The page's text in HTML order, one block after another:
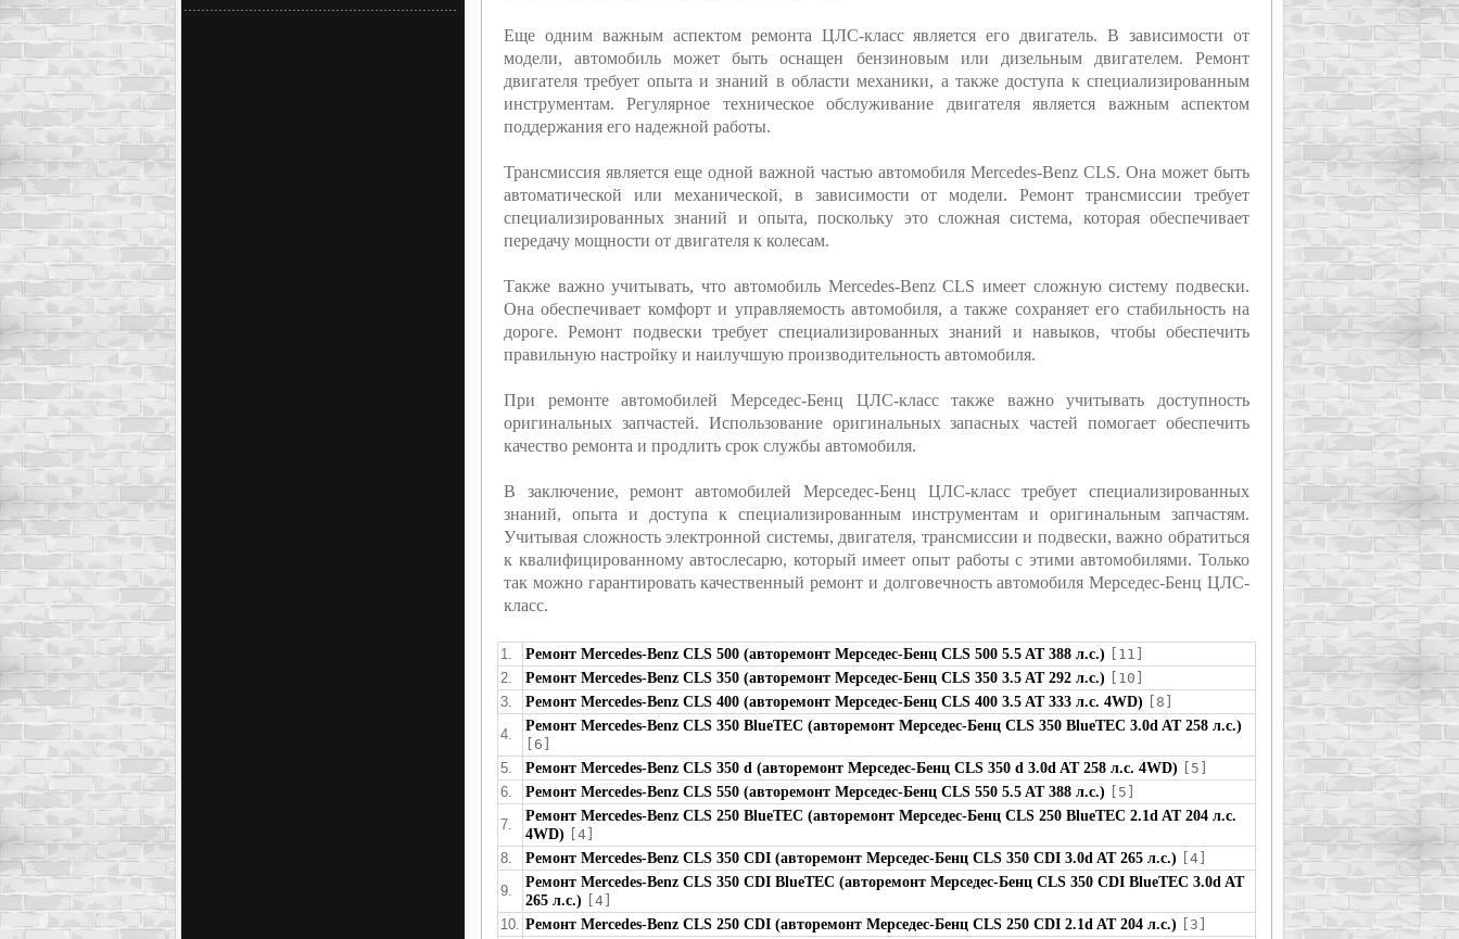
Еще одним важным аспектом ремонта ЦЛС-класс является его двигатель. В зависимости от
модели, автомобиль может быть оснащен бензиновым или дизельным двигателем. Ремонт
двигателя требует опыта и знаний в области механики, а также доступа к специализированным
инструментам. Регулярное техническое обслуживание двигателя является важным аспектом
поддержания его надежной работы.
Трансмиссия является еще одной важной частью автомобиля Mercedes-Benz CLS. Она может быть
автоматической или механической, в зависимости от модели. Ремонт трансмиссии требует
специализированных знаний и опыта, поскольку это сложная система, которая обеспечивает
передачу мощности от двигателя к колесам.
Также важно учитывать, что автомобиль Mercedes-Benz CLS имеет сложную систему подвески.
Она обеспечивает комфорт и управляемость автомобиля, а также сохраняет его стабильность на
дороге. Ремонт подвески требует специализированных знаний и навыков, чтобы обеспечить
правильную настройку и наилучшую производительность автомобиля.
При ремонте автомобилей Мерседес-Бенц ЦЛС-класс также важно учитывать доступность
оригинальных запчастей. Использование оригинальных запасных частей помогает обеспечить
качество ремонта и продлить срок службы автомобиля.
В заключение, ремонт автомобилей Мерседес-Бенц ЦЛС-класс требует специализированных
знаний, опыта и доступа к специализированным инструментам и оригинальным запчастям.
Учитывая сложность электронной системы, двигателя, трансмиссии и подвески, важно обратиться
к квалифицированному автослесарю, который имеет опыт работы с этими автомобилями. Только
так можно гарантировать качественный ремонт и долговечность автомобиля Мерседес-Бенц ЦЛС-
класс.
1. Ремонт Mercedes-Benz CLS 500 (авторемонт Мерседес-Бенц CLS 500 5.5 AT 388 л.с.)
[11]
2.
Ремонт Mercedes-Benz CLS 350 (авторемонт Мерседес-Бенц CLS 350 3.5 AT 292 л.с.)
[10]
3.
Ремонт Mercedes-Benz CLS 400 (авторемонт Мерседес-Бенц CLS 400 3.5 AT 333 л.с. 4WD)
[8]
4.
Ремонт Mercedes-Benz CLS 350 BlueTEC (авторемонт Мерседес-Бенц CLS 350 BlueTEC 3.0d AT 258 л.с.)
[6]
5.
Ремонт Mercedes-Benz CLS 350 d (авторемонт Мерседес-Бенц CLS 350 d 3.0d AT 258 л.с. 4WD)
[5]
6.
Ремонт Mercedes-Benz CLS 550 (авторемонт Мерседес-Бенц CLS 550 5.5 AT 388 л.с.)
[5]
7.
Ремонт Mercedes-Benz CLS 250 BlueTEC (авторемонт Мерседес-Бенц CLS 250 BlueTEC 2.1d AT 204 л.с.
4WD)
[4]
8.
Ремонт Mercedes-Benz CLS 350 CDI (авторемонт Мерседес-Бенц CLS 350 CDI 3.0d AT 265 л.с.)
[4]
9.
Ремонт Mercedes-Benz CLS 350 CDI BlueTEC (авторемонт Мерседес-Бенц CLS 350 CDI BlueTEC 3.0d AT
265 л.с.)
[4]
10. Ремонт Mercedes-Benz CLS 250 CDI (авторемонт Мерседес-Бенц CLS 250 CDI 2.1d AT 204 л.с.) [3]